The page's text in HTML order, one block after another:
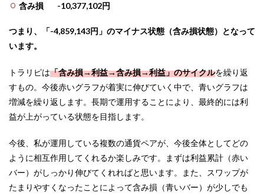
含み損 -10,377,102円
つまり、「-4,859,143円」のマイナス状態（含み損状態）となって
います。
トラリピは「含み損→利益→含み損→利益」のサイクルを繰り返
すもの。今後赤いグラフが着実に伸びていく中で、青いグラフは
増減を繰り返します。長期で運用することにより、最終的には利
益が上がっている状態を目指します。
今後、私が運用している複数の通貨ペアが、今後全体としてどの
ように相互作用してくれるか楽しみです。まずは利益累計（赤い
バー）がしっかり伸びてくれればと思います。また、スワップが
たまりやすくなったことによって含み損（青いバー）が少しでも